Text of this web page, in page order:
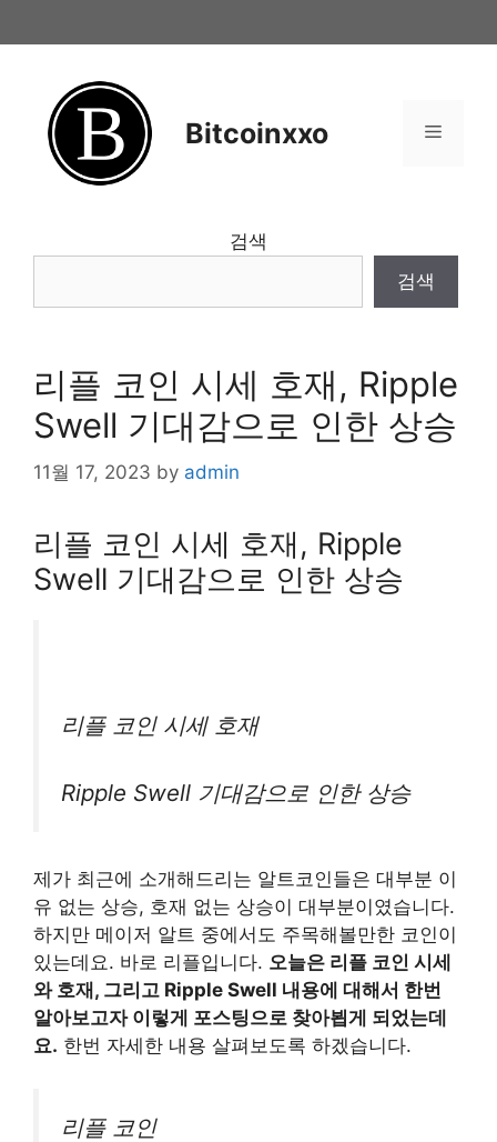
to
Bitcoinxxo Menu
검색
검색
리플 코인 시세 호재, Ripple
Swell 기대감으로 인한 상승
11월 17, 2023 by admin
리플 코인 시세 호재, Ripple
Swell 기대감으로 인한 상승
리플 코인 시세 호재
Ripple Swell 기대감으로 인한 상승
제가 최근에 소개해드리는 알트코인들은 대부분 이
유 없는 상승, 호재 없는 상승이 대부분이였습니다.
하지만 메이저 알트 중에서도 주목해볼만한 코인이
있는데요. 바로 리플입니다. 오늘은 리플 코인 시세
와 호재, 그리고 Ripple Swell 내용에 대해서 한번
알아보고자 이렇게 포스팅으로 찾아뵙게 되었는데
요. 한번 자세한 내용 살펴보도록 하겠습니다.
리플 코인